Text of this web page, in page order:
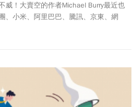
威！大賣空的作者Michael Burry最近也
、小米、阿里巴巴、騰訊、京東、網